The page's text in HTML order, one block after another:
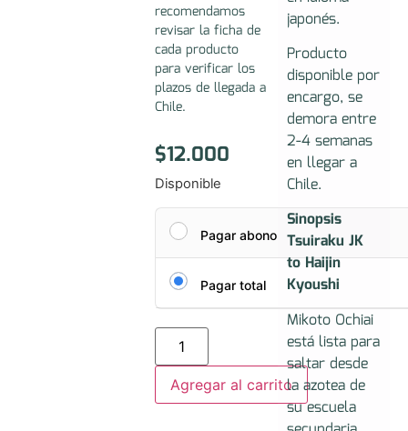
recomendamos
revisar la ficha de
cada producto
para verificar los
plazos de llegada a
Chile.
$12.000
Disponible
Pagar abono
Pagar total
Agregar al carrito
japonés.
Producto
disponible por
encargo, se
demora entre
2-4 semanas
en llegar a
Chile.
Sinopsis
Tsuiraku JK
to Haijin
Kyoushi
Mikoto Ochiai
está lista para
saltar desde
la azotea de
su escuela